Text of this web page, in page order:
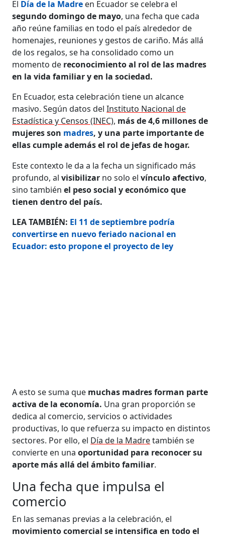
El Día de la Madre en Ecuador se celebra el
segundo domingo de mayo, una fecha que cada
año reúne familias en todo el país alrededor de
homenajes, reuniones y gestos de cariño. Más allá
de los regalos, se ha consolidado como un
momento de reconocimiento al rol de las madres
en la vida familiar y en la sociedad.
En Ecuador, esta celebración tiene un alcance
masivo. Según datos delInstituto Nacional de
Estadística y Censos (INEC), más de 4,6 millones de
mujeres son madres, y una parte importante de
ellas cumple además el rol de jefas de hogar.
Este contexto le da a la fecha un significado más
profundo, alvisibilizar no solo elvínculo afectivo,
sino tambiénel peso social y económico que
tienen dentro del país.
LEA TAMBIÉN: El 11 de septiembre podría
convertirse en nuevo feriado nacional en
Ecuador: esto propone el proyecto de ley
A esto se suma que muchas madres forman parte
activa de la economía. Una gran proporción se
dedica al comercio, servicios o actividades
productivas, lo que refuerza su impacto en distintos
sectores. Por ello, el Día de la Madretambién se
convierte en unaoportunidad para reconocer su
aporte más allá del ámbito familiar.
Una fecha que impulsa el
comercio
En las semanas previas a la celebración, el
movimiento comercial se intensifica en todo el